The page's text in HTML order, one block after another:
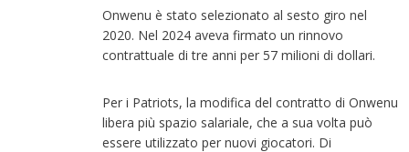
Onwenu è stato selezionato al sesto giro nel
2020. Nel 2024 aveva firmato un rinnovo
contrattuale di tre anni per 57 milioni di dollari.
Per i Patriots, la modifica del contratto di Onwenu
libera più spazio salariale, che a sua volta può
essere utilizzato per nuovi giocatori. Di